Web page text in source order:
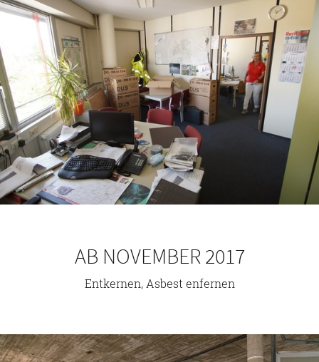
AB NOVEMBER 2017
Entkernen, Asbest enfernen